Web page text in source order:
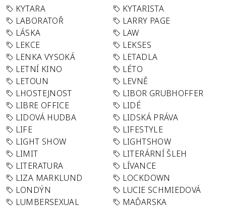
KYTARA
KYTARISTA
LABORATOŘ
LARRY PAGE
LÁSKA
LAW
LEKCE
LEKSES
LENKA VYSOKÁ
LETADLA
LETNÍ KINO
LÉTO
LETOUN
LEVNĚ
LHOSTEJNOST
LIBOR GRUBHOFFER
LIBRE OFFICE
LIDÉ
LIDOVÁ HUDBA
LIDSKÁ PRÁVA
LIFE
LIFESTYLE
LIGHT SHOW
LIGHTSHOW
LIMIT
LITERÁRNÍ ŠLEH
LITERATURA
LÍVANCE
LIZA MARKLUND
LOCKDOWN
LONDÝN
LUCIE SCHMIEDOVÁ
LUMBERSEXUAL
MAĎARSKA